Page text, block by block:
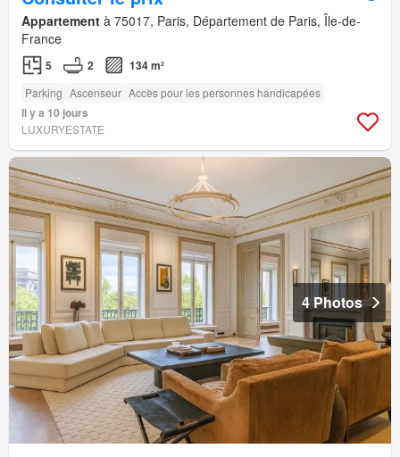
Appartement à 75017, Paris, Département de Paris, Île-de-
France
5 2 134 m²
Parking Ascenseur Accès pour les personnes handicapées
Il y a 10 jours
LUXURYESTATE
4 Photos